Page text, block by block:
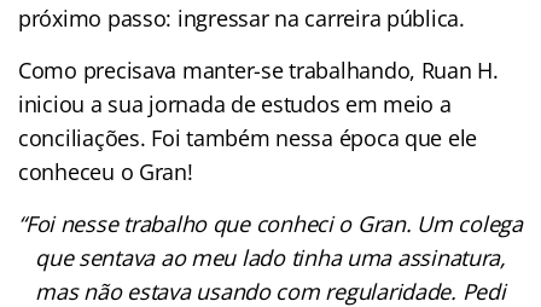
próximo passo: ingressar na carreira pública.
Como precisava manter-se trabalhando, Ruan H.
iniciou a sua jornada de estudos em meio a
conciliações. Foi também nessa época que ele
conheceu o Gran!
“Foi nesse trabalho que conheci o Gran. Um colega
que sentava ao meu lado tinha uma assinatura,
mas não estava usando com regularidade. Pedi